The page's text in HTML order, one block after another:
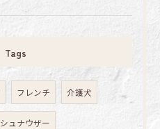
Tags
フレンチ 介護犬
シュナウザー